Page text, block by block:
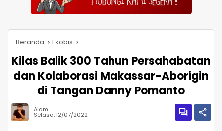
Beranda Ekobis
Kilas Balik 300 Tahun Persahabatan
dan Kolaborasi Makassar-Aborigin
di Tangan Danny Pomanto
Alam
Selasa, 12/07/2022